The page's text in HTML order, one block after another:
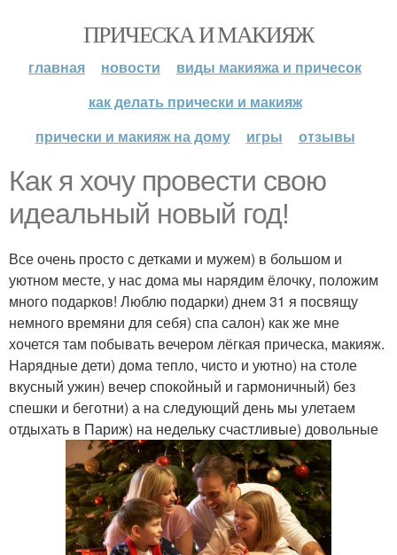
ПРИЧЕСКА И МАКИЯЖ
главная новости
виды макияжа и причесок
как делать прически и макияж
прически и макияж на дому
игры отзывы
Как я хочу провести свою
идеальный новый год!
Все очень просто с детками и мужем) в большом и
уютном месте, у нас дома мы нарядим ёлочку, положим
много подарков! Люблю подарки) днем 31 я посвящу
немного времяни для себя) спа салон) как же мне
хочется там побывать вечером лёгкая прическа, макияж.
Нарядные дети) дома тепло, чисто и уютно) на столе
вкусный ужин) вечер спокойный и гармоничный) без
спешки и беготни) а на следующий день мы улетаем
отдыхать в Париж) на недельку счастливые) довольные